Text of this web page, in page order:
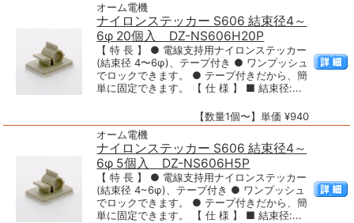
オーム電機
ナイロンステッカー S606 結束径4～
6φ 20個入 DZ-NS606H20P
【 特 長 】 ● 電線支持用ナイロンステッカー
(結束径 4〜6φ)、テープ付き ● ワンプッシュ
でロックできます。 ● テープ付きだから、簡
単に固定できます。 【 仕 様 】 ■ 結束径:...
【数量1個〜】単価 ¥940
オーム電機
ナイロンステッカー S606 結束径4～
6φ 5個入 DZ-NS606H5P
【 特 長 】 ● 電線支持用ナイロンステッカー
(結束径 4~6φ)、テープ付き ● ワンプッシュ
でロックできます。 ● テープ付きだから、簡
単に固定できます。 【 仕 様 】 ■ 結束径:...